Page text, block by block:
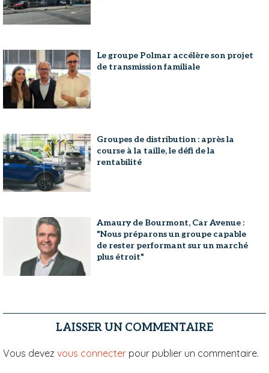
Le groupe Polmar accélère son projet
de transmission familiale
Groupes de distribution : après la
course à la taille, le défi de la
rentabilité
Amaury de Bourmont, Car Avenue :
"Nous préparons un groupe capable
de rester performant sur un marché
plus étroit"
LAISSER UN COMMENTAIRE
Vous devez vous connecter pour publier un commentaire.